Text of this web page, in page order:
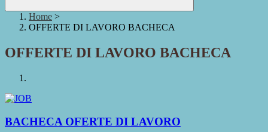
Home >
OFFERTE DI LAVORO BACHECA
OFFERTE DI LAVORO BACHECA
BACHECA OFERTE DI LAVORO